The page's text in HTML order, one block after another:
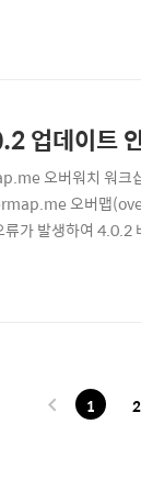
교체 서비스 내
업데이트
오버워치 워크샵
오버맵
류가 발생하여 4.0.2
되지 않아 워크샵
1 2